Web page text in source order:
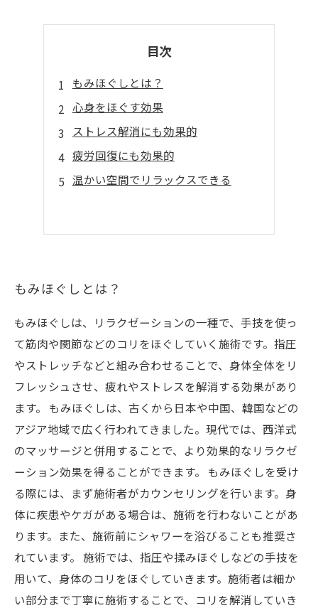
目次
もみほぐしとは？
心身をほぐす効果
ストレス解消にも効果的
疲労回復にも効果的
温かい空間でリラックスできる
もみほぐしとは？
もみほぐしは、リラクゼーションの一種で、手技を使っ
て筋肉や関節などのコリをほぐしていく施術です。指圧
やストレッチなどと組み合わせることで、身体全体をリ
フレッシュさせ、疲れやストレスを解消する効果があり
ます。 もみほぐしは、古くから日本や中国、韓国などの
アジア地域で広く行われてきました。現代では、西洋式
のマッサージと併用することで、より効果的なリラクゼ
ーション効果を得ることができます。 もみほぐしを受け
る際には、まず施術者がカウンセリングを行います。身
体に疾患やケガがある場合は、施術を行わないことがあ
ります。また、施術前にシャワーを浴びることも推奨さ
れています。 施術では、指圧や揉みほぐしなどの手技を
用いて、身体のコリをほぐしていきます。施術者は細か
い部分まで丁寧に施術することで、コリを解消していき